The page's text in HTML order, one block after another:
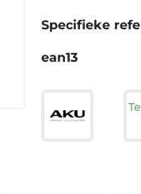
Specifieke
ean13